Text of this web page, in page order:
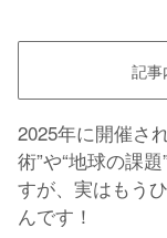
記事
2025年に開催さ
術”や“地球の課
すが、実はもう
んです！